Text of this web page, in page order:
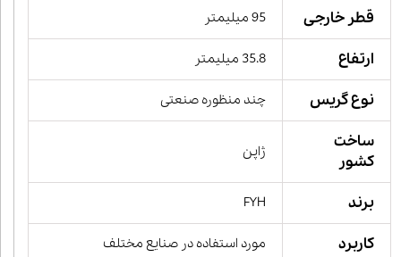
قطر خارجی 95 میلیمتر
ارتفاع 35.8 میلیمتر
نوع گریس چند منظوره صنعتی
ساخت
کشور
ژاپن
برند FYH
کاربرد مورد استفاده در صنایع مختلف